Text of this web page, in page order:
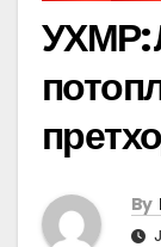
УХМР:
By